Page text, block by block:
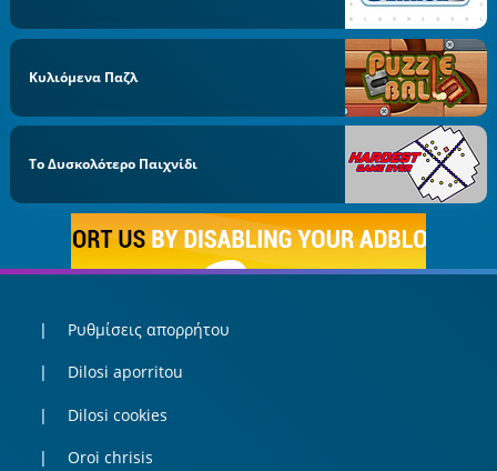
Κυλιόμενα Παζλ
Το Δυσκολότερο Παιχνίδι
Ρυθμίσεις απορρήτου
Dilosi aporritou
Dilosi cookies
Oroi chrisis